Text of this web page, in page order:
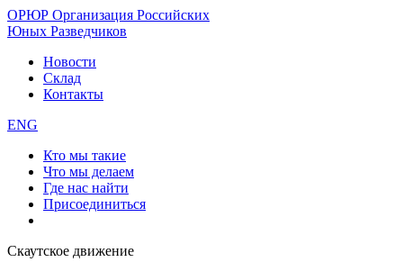
ОРЮР Организация Российских
Юных Разведчиков
Новости
Склад
Контакты
ENG
Кто мы такие
Что мы делаем
Где нас найти
Присоединиться
Скаутское движение